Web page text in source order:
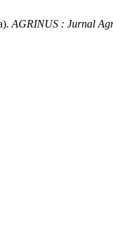
AGRINUS : Jurnal